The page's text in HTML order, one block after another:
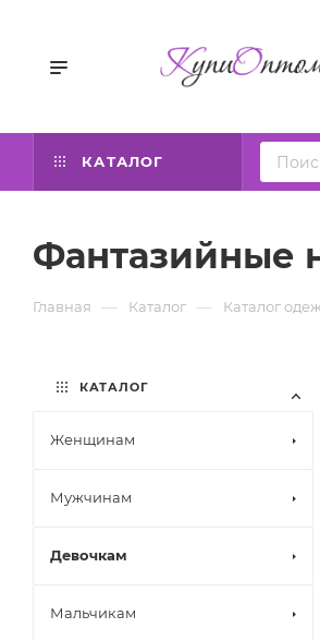
КАТАЛОГ
Фантазийные
Главная — Каталог — Каталог
КАТАЛОГ
Женщинам
Мужчинам
Девочкам
Мальчикам